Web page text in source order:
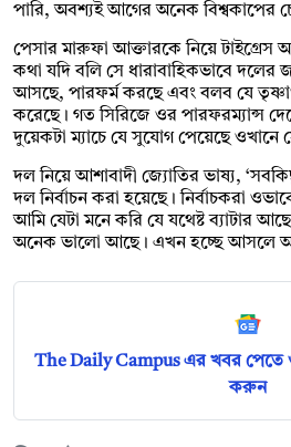
পারি, অবশ্যই আগের অনেক বিশ্বকাপের
পেসার মারুফা আক্তারকে নিয়ে টাইগ্রেস
কথা যদি বলি সে ধারাবাহিকভাবে
আসছে, পারফর্ম করছে এবং বলব যে
করেছে। গত সিরিজে ওর পারফরম্যান্স
দুয়েকটা ম্যাচে যে সুযোগ পেয়েছে ওখানে
দল নিয়ে আশাবাদী জ্যোতির ভাষ্য,
দল নির্বাচন করা হয়েছে। নির্বাচকরা
আমি যেটা মনে করি যে যথেষ্ট ব্যাটার
অনেক ভালো আছে। এখন হচ্ছে আসলে
The Daily Campus এর খবর
করুন